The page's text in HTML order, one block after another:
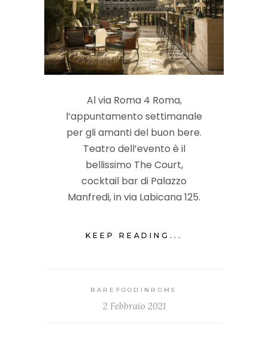
Al via Roma 4 Roma,
l’appuntamento settimanale
per gli amanti del buon bere.
Teatro dell’evento è il
bellissimo The Court,
cocktail bar di Palazzo
Manfredi, in via Labicana 125.
KEEP READING...
BAREFOODINROME
2 Febbraio 2021